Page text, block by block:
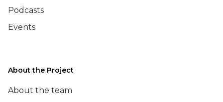
Podcasts
Events
About the Project
About the team